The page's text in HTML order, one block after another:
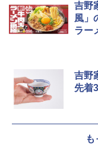
吉野
風」
ラー
吉野
先着